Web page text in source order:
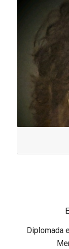
Diplomada